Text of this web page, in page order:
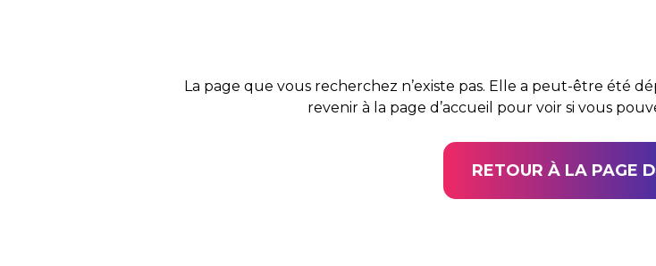
La page que vous recherchez n’existe pas. Elle a peut-être été
revenir à la page d’accueil pour voir si vous
RETOUR À LA PAGE